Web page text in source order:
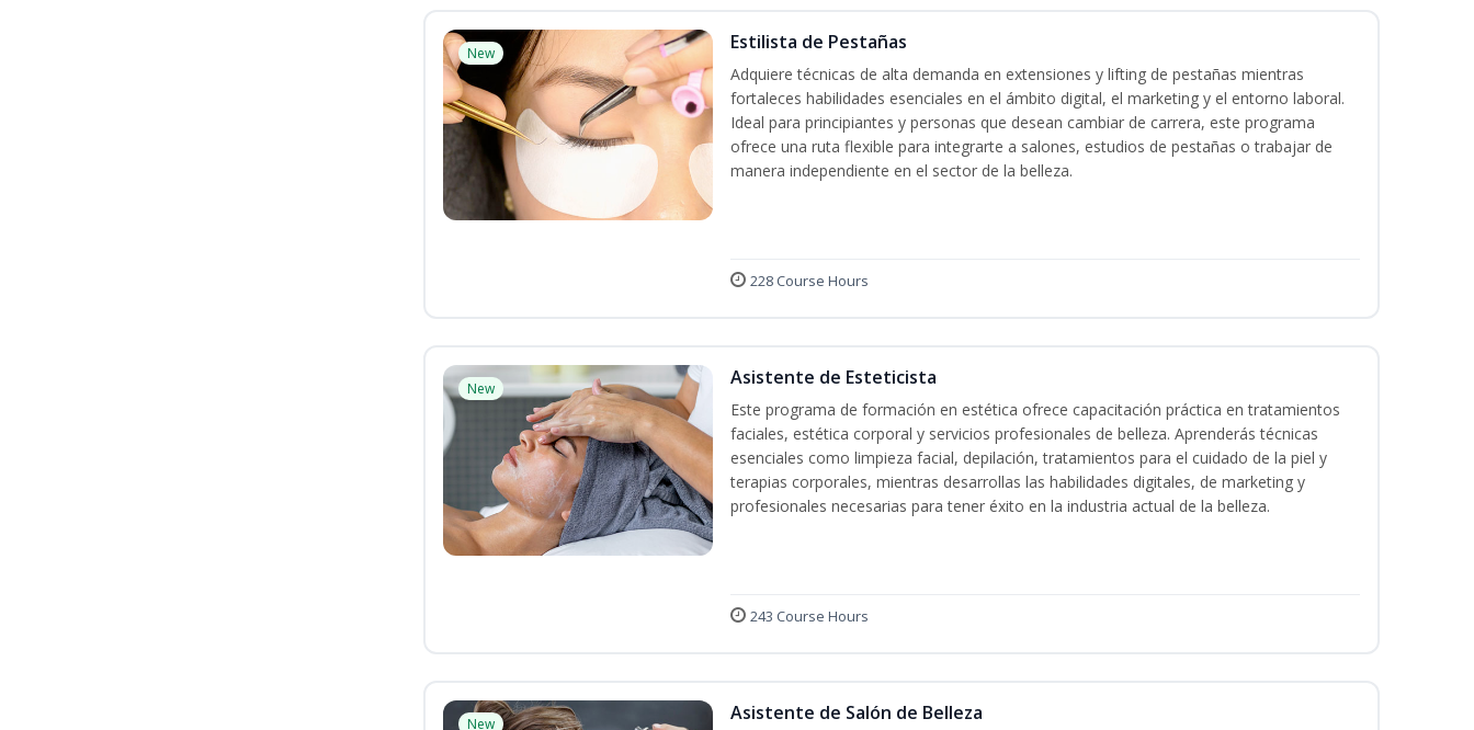
New Estilista de Pestañas
Adquiere técnicas de alta demanda en extensiones y lifting de pestañas mientras
fortaleces habilidades esenciales en el ámbito digital, el marketing y el entorno laboral.
Ideal para principiantes y personas que desean cambiar de carrera, este programa
ofrece una ruta flexible para integrarte a salones, estudios de pestañas o trabajar de
manera independiente en el sector de la belleza.
228 Course Hours
New Asistente de Esteticista
Este programa de formación en estética ofrece capacitación práctica en tratamientos
faciales, estética corporal y servicios profesionales de belleza. Aprenderás técnicas
esenciales como limpieza facial, depilación, tratamientos para el cuidado de la piel y
terapias corporales, mientras desarrollas las habilidades digitales, de marketing y
profesionales necesarias para tener éxito en la industria actual de la belleza.
243 Course Hours
New Asistente de Salón de Belleza